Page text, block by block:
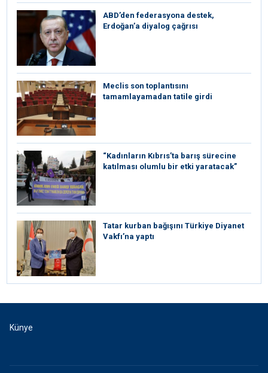
ABD’den federasyona destek,
Erdoğan’a diyalog çağrısı
Meclis son toplantısını
tamamlayamadan tatile girdi
“Kadınların Kıbrıs’ta barış sürecine
katılması olumlu bir etki yaratacak”
Tatar kurban bağışını Türkiye Diyanet
Vakfı’na yaptı
Künye